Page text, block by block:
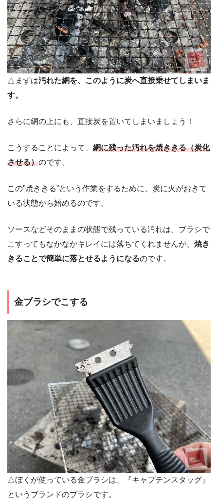
△まずは汚れた網を、このように炭へ直接乗せてしまいま
す。
さらに網の上にも、直接炭を置いてしまいましょう！
こうすることによって、 網に残った汚れを焼ききる（炭化
させる）のです。
この”焼ききる”という作業をするために、炭に火がおきて
いる状態から始めるのです。
ソースなどそのままの状態で残っている汚れは、ブラシで
こすってもなかなかキレイには落ちてくれませんが、 焼き
きることで簡単に落とせるようになるのです。
金ブラシでこする
△ぼくが使っている金ブラシは、『キャプテンスタッグ』
というブランドのブラシです。